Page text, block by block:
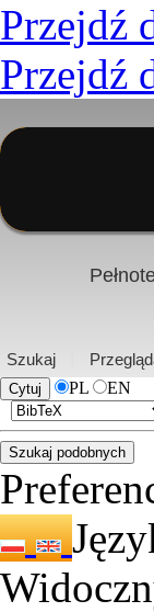
Przejdź
Przejdź
Szukaj
PL
EN